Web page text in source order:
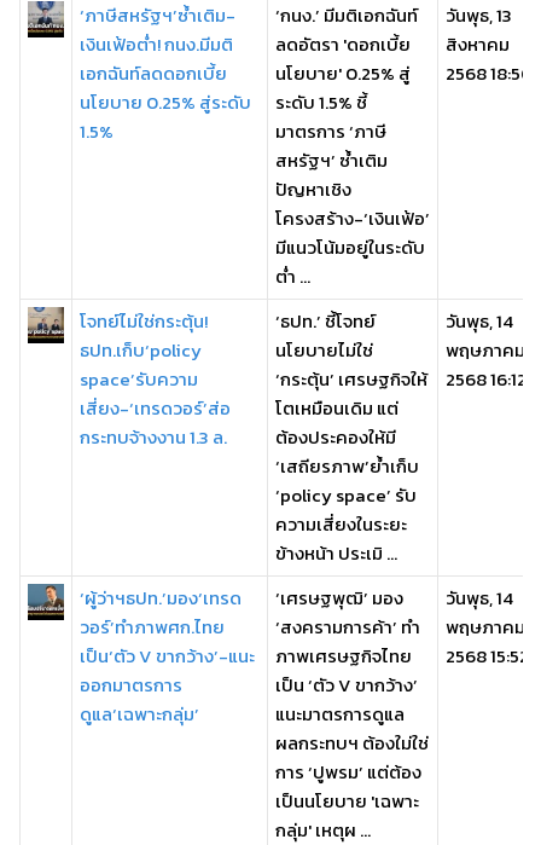
‘ภาษีสหรัฐฯ’ซ้ำเติม-
เงินเฟ้อต่ำ! กนง.มีมติ
เอกฉันท์ลดดอกเบี้ย
นโยบาย 0.25% สู่ระดับ
1.5%
‘กนง.’ มีมติเอกฉันท์
ลดอัตรา 'ดอกเบี้ย
นโยบาย' 0.25% สู่
ระดับ 1.5% ชี้
มาตรการ ‘ภาษี
สหรัฐฯ’ ซ้ำเติม
ปัญหาเชิง
โครงสร้าง-‘เงินเฟ้อ’
มีแนวโน้มอยู่ในระดับ
ต่ำ ...
วันพุธ, 13
สิงหาคม
2568 18:50
โจทย์ไม่ใช่กระตุ้น!
ธปท.เก็บ‘policy
space’รับความ
เสี่ยง-‘เทรดวอร์’ส่อ
กระทบจ้างงาน 1.3 ล.
‘ธปท.’ ชี้โจทย์
นโยบายไม่ใช่
‘กระตุ้น’ เศรษฐกิจให้
โตเหมือนเดิม แต่
ต้องประคองให้มี
‘เสถียรภาพ’ย้ำเก็บ
‘policy space’ รับ
ความเสี่ยงในระยะ
ข้างหน้า ประเมิ ...
วันพุธ, 14
พฤษภาคม
2568 16:12
‘ผู้ว่าฯธปท.’มอง‘เทรด
วอร์’ทำภาพศก.ไทย
เป็น‘ตัว V ขากว้าง’-แนะ
ออกมาตรการ
ดูแล‘เฉพาะกลุ่ม’
‘เศรษฐพุฒิ’ มอง
‘สงครามการค้า’ ทำ
ภาพเศรษฐกิจไทย
เป็น ‘ตัว V ขากว้าง’
แนะมาตรการดูแล
ผลกระทบฯ ต้องใม่ใช่
การ ‘ปูพรม’ แต่ต้อง
เป็นนโยบาย 'เฉพาะ
กลุ่ม' เหตุผ ...
วันพุธ, 14
พฤษภาคม
2568 15:52